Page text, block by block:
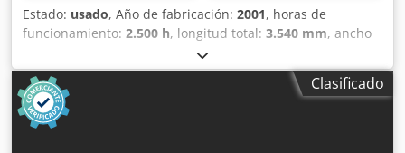
Estado: usado, Año de fabricación: 2001, horas de
funcionamiento: 2.500 h, longitud total: 3.540 mm, ancho
, altura total:2.330 mm
8.230 kg - Año de fabricación: 2001 - Documentación
disponible: Sí - Marcado CE presente: Sí - Certificado CE
disponible: No - Número de serie: 5356 - Horas de
funcionamiento: 2.500 - Control: Convencional - Potencia
Clasificado